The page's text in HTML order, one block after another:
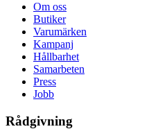
Om oss
Butiker
Varumärken
Kampanj
Hållbarhet
Samarbeten
Press
Jobb
Rådgivning